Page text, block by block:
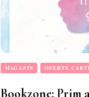
MAGAZIN OFERTE
Bookzone: Prim